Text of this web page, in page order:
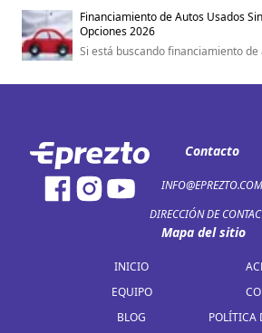
Financiamiento de Autos Usados
Opciones 2026
Si está buscando financiamiento de
Contacto
INFO@EPREZTO.COM
DIRECCIÓN DE
Mapa del sitio
INICIO
EQUIPO
BLOG
POLÍTICA